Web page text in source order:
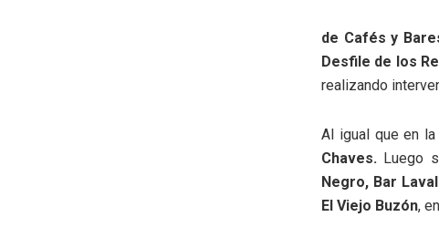
de Cafés y
Desfile de los
realizando
Al igual que en
Chaves. Luego
Negro, Bar
El Viejo Buzón,